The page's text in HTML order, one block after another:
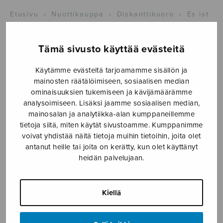
Tämä sivusto käyttää evästeitä
Käytämme evästeitä tarjoamamme sisällön ja
mainosten räätälöimiseen, sosiaalisen median
ominaisuuksien tukemiseen ja kävijämäärämme
analysoimiseen. Lisäksi jaamme sosiaalisen median,
mainosalan ja analytiikka-alan kumppaneillemme
tietoja siitä, miten käytät sivustoamme. Kumppanimme
voivat yhdistää näitä tietoja muihin tietoihin, joita olet
antanut heille tai joita on kerätty, kun olet käyttänyt
heidän palvelujaan.
Kiellä
Etusivu › Nuottikauppa › Diskanttikuoro ›
Es ist
Es ist ein Ros
entsprungen
trad.
4,30€